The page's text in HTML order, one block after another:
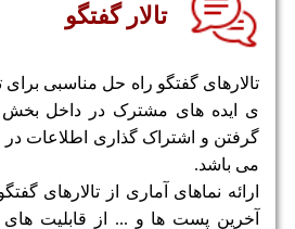
تالار گفتگو
تالارهای گفتگو راه حل مناسبی
ی ایده های مشترک در داخل بخش
گرفتن و اشتراک گذاری اطلاعات
می باشد.
ارائه نماهای آماری از تالارهای
آخرین پست ها و ... از قابلیت های